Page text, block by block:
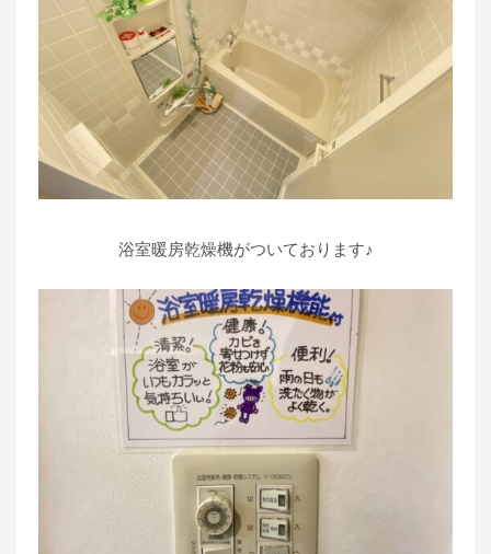
浴室暖房乾燥機がついております♪